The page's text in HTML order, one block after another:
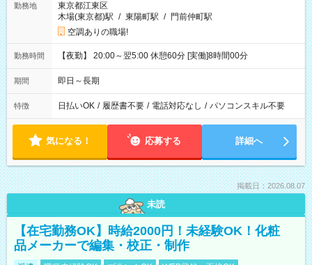
勤務地
東京都江東区
木場(東京都)駅 / 東陽町駅 / 門前仲町駅
空調ありの職場!
勤務時間 【夜勤】 20:00～翌5:00 休憩60分 [実働]8時間00分
期間 即日～長期
特徴 日払いOK / 履歴書不要 / 電話対応なし / パソコンスキル不要
気になる！ 応募する 詳細へ
掲載日：2026.08.07
未読
【在宅勤務OK】時給2000円！未経験OK！化粧
品メーカーで編集・校正・制作